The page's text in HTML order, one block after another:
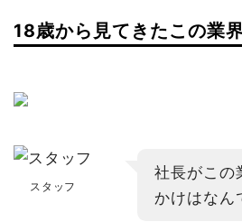
18歳から見てきたこの業
スタッフ
社長がこの
かけはなん